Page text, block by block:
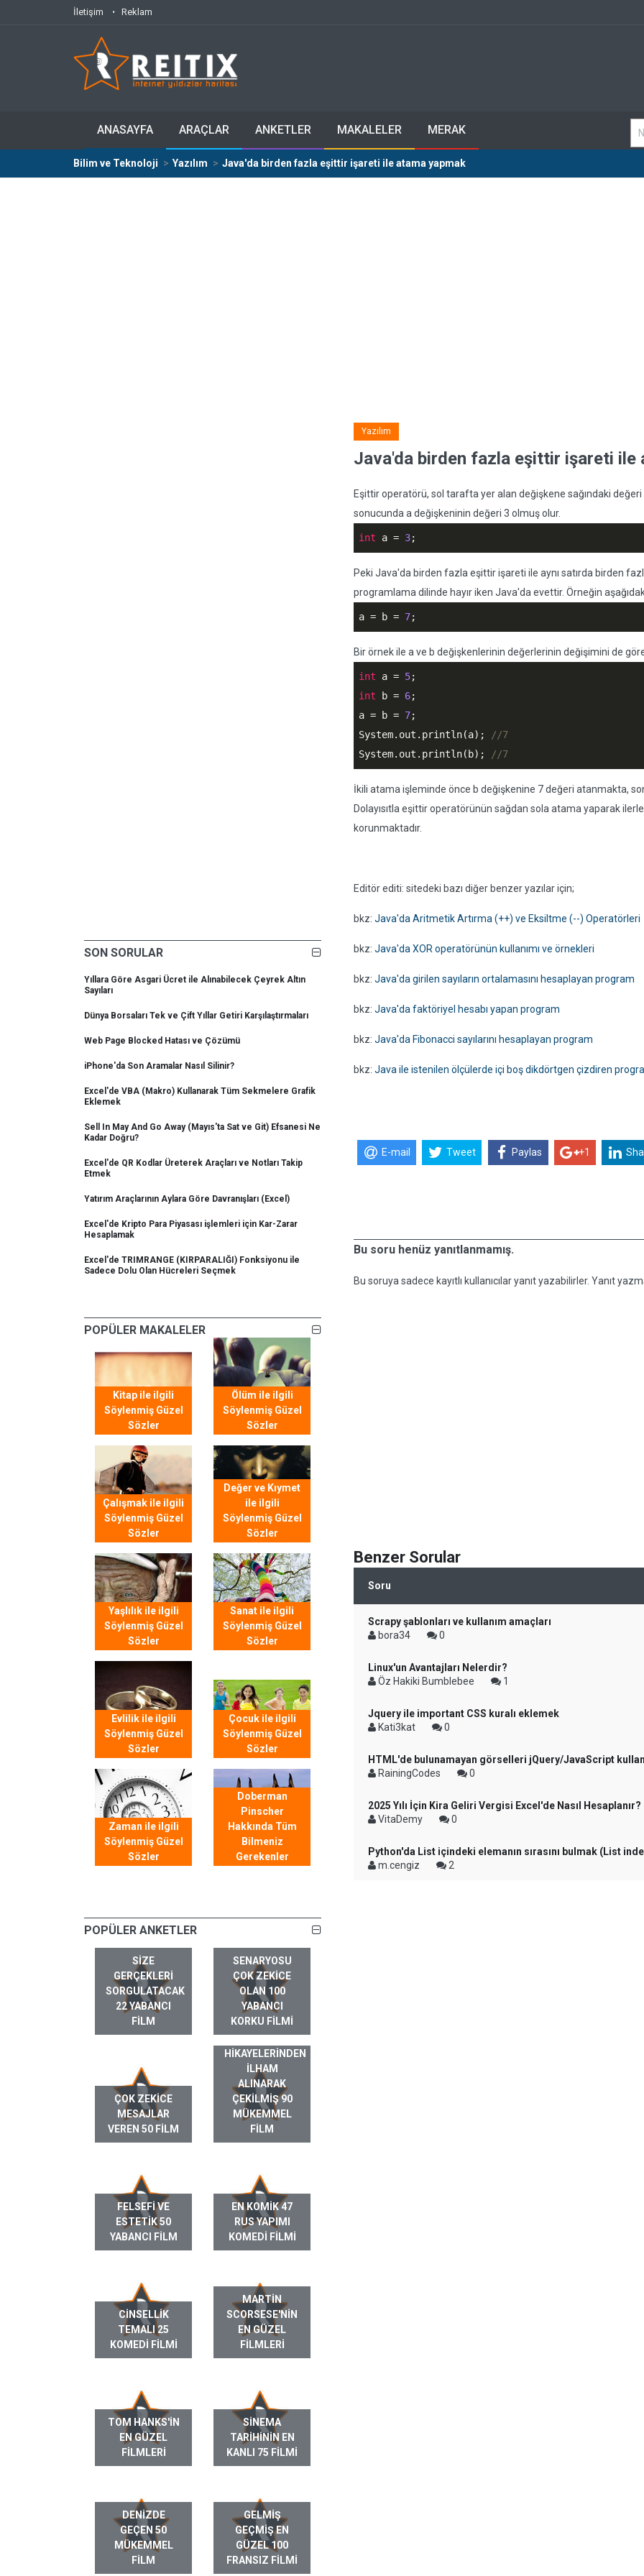
İletişim Reklam
ANASAYFA ARAÇLAR ANKETLER MAKALELER MERAK
Bilim ve Teknoloji Yazılım Java'da birden fazla eşittir işareti ile atama yapmak
SON SORULAR
Yıllara Göre Asgari Ücret ile Alınabilecek Çeyrek Altın
Sayıları
Dünya Borsaları Tek ve Çift Yıllar Getiri Karşılaştırmaları
Web Page Blocked Hatası ve Çözümü
iPhone'da Son Aramalar Nasıl Silinir?
Excel'de VBA (Makro) Kullanarak Tüm Sekmelere Grafik
Eklemek
Sell In May And Go Away (Mayıs'ta Sat ve Git) Efsanesi Ne
Kadar Doğru?
Excel'de QR Kodlar Üreterek Araçları ve Notları Takip
Etmek
Yatırım Araçlarının Aylara Göre Davranışları (Excel)
Excel'de Kripto Para Piyasası işlemleri için Kar-Zarar
Hesaplamak
Excel'de TRIMRANGE (KIRPARALIĞI) Fonksiyonu ile
Sadece Dolu Olan Hücreleri Seçmek
POPÜLER MAKALELER
Kitap ile ilgili
Söylenmiş Güzel
Sözler
Ölüm ile ilgili
Söylenmiş Güzel
Sözler
Çalışmak ile ilgili
Söylenmiş Güzel
Sözler
Değer ve Kıymet
ile ilgili
Söylenmiş Güzel
Sözler
Yaşlılık ile ilgili
Söylenmiş Güzel
Sözler
Sanat ile ilgili
Söylenmiş Güzel
Sözler
Evlilik ile ilgili
Söylenmiş Güzel
Sözler
Çocuk ile ilgili
Söylenmiş Güzel
Sözler
Zaman ile ilgili
Söylenmiş Güzel
Sözler
Doberman
Pinscher
Hakkında Tüm
Bilmeniz
Gerekenler
POPÜLER ANKETLER
SIZE
GERÇEKLERI
SORGULATACAK
22 YABANCI
FILM
SENARYOSU
ÇOK ZEKICE
OLAN 100
YABANCI
KORKU FILMI
ÇOK ZEKICE
MESAJLAR
VEREN 50 FILM
GERÇEK HAYAT
HIKAYELERINDEN
ILHAM
ALINARAK
ÇEKILMIŞ 90
MÜKEMMEL
FILM
FELSEFI VE
ESTETIK 50
YABANCI FILM
EN KOMIK 47
RUS YAPIMI
KOMEDI FILMI
CINSELLIK
TEMALI 25
KOMEDI FILMI
MARTIN
SCORSESE'NIN
EN GÜZEL
FILMLERI
TOM HANKS'IN
EN GÜZEL
FILMLERI
SINEMA
TARIHININ EN
KANLI 75 FILMI
DENIZDE
GEÇEN 50
MÜKEMMEL
FILM
GELMIŞ
GEÇMIŞ EN
GÜZEL 100
FRANSIZ FILMI
Yazılım
Java'da birden fazla eşittir işareti ile
Eşittir operatörü, sol tarafta yer alan değişkene sağındaki değeri
sonucunda a değişkeninin değeri 3 olmuş olur.
int a = 3;
Peki Java'da birden fazla eşittir işareti ile aynı satırda birden
programlama dilinde hayır iken Java'da evettir. Örneğin
a = b = 7;
Bir örnek ile a ve b değişkenlerinin değerlerinin değişimini de
int a = 5
int b = 6;
a = b = 7;
System.out.println(a);
//7
System.out.println(b);
//7
İkili atama işleminde önce b değişkenine 7 değeri atanmakta,
Dolayısıtla eşittir operatörünün sağdan sola atama yaparak
korunmaktadır.
Editör editi: sitedeki bazı diğer benzer yazılar için;
bkz: Java'da Aritmetik Artırma (++) ve Eksiltme (--) Operatörleri
bkz: Java'da XOR operatörünün kullanımı ve örnekleri
bkz: Java'da girilen sayıların ortalamasını hesaplayan program
bkz: Java'da faktöriyel hesabı yapan program
bkz: Java'da Fibonacci sayılarını hesaplayan program
bkz: Java ile istenilen ölçülerde içi boş dikdörtgen çizdiren
E-mail Tweet Paylas +1
Bu soru henüz yanıtlanmamış.
Bu soruya sadece kayıtlı kullanıcılar yanıt yazabilirler. Yanıt
Benzer Sorular
Soru
Scrapy şablonları ve kullanım amaçları
bora34
0
Linux'un Avantajları Nelerdir?
Öz Hakiki Bumblebee
1
Jquery ile important CSS kuralı eklemek
Kati3kat
0
HTML'de bulunamayan görselleri jQuery/JavaScript
RainingCodes
0
2025 Yılı İçin Kira Geliri Vergisi Excel'de Nasıl Hesaplanır?
VitaDemy
0
Python'da List içindeki elemanın sırasını bulmak (List
m.cengiz
2